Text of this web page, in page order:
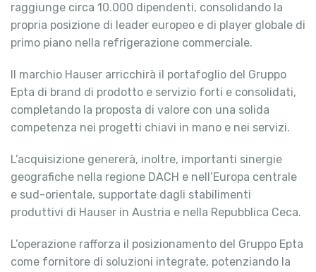
raggiunge circa 10.000 dipendenti, consolidando la
propria posizione di leader europeo e di player globale di
primo piano nella refrigerazione commerciale.
Il marchio Hauser arricchirà il portafoglio del Gruppo
Epta di brand di prodotto e servizio forti e consolidati,
completando la proposta di valore con una solida
competenza nei progetti chiavi in mano e nei servizi.
L’acquisizione genererà, inoltre, importanti sinergie
geografiche nella regione DACH e nell’Europa centrale
e sud-orientale, supportate dagli stabilimenti
produttivi di Hauser in Austria e nella Repubblica Ceca.
L’operazione rafforza il posizionamento del Gruppo Epta
come fornitore di soluzioni integrate, potenziando la